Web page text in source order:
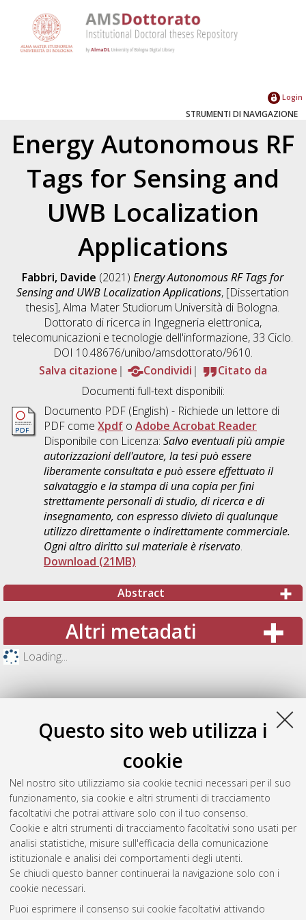
Questo sito web utilizza i
cookie
Nel nostro sito utilizziamo sia cookie tecnici necessari per il suo
funzionamento, sia cookie e altri strumenti di tracciamento
facoltativi che potrai attivare solo con il tuo consenso.
Cookie e altri strumenti di tracciamento facoltativi sono usati per
analisi statistiche, misure sull'efficacia della comunicazione
istituzionale e analisi dei comportamenti degli utenti.
Se chiudi questo banner continuerai la navigazione solo con i
cookie necessari.
Puoi esprimere il consenso sui cookie facoltativi attivando
Login
STRUMENTI DI NAVIGAZIONE
Energy Autonomous RF
Tags for Sensing and
UWB Localization
Applications
Fabbri, Davide (2021)Energy Autonomous RF Tags for
Sensing and UWB Localization Applications, [Dissertation
thesis], Alma Mater Studiorum Università di Bologna.
Dottorato di ricerca in Ingegneria elettronica,
telecomunicazioni e tecnologie dell'informazione, 33 Ciclo.
DOI 10.48676/unibo/amsdottorato/9610.
Salva citazione
Condividi
Citato da
Documenti full-text disponibili:
Documento PDF(English) - Richiede un lettore di
PDF come Xpdfo Adobe Acrobat Reader
Disponibile con Licenza: Salvo eventuali più ampie
autorizzazioni dell'autore, la tesi può essere
liberamente consultata e può essere effettuato il
salvataggio e la stampa di una copia per fini
strettamente personali di studio, di ricerca e di
insegnamento, con espresso divieto di qualunque
utilizzo direttamente o indirettamente commerciale.
Ogni altro diritto sul materiale è riservato.
Download (21MB)
Abstract
Altri metadati
Loading...
Gestione del documento:
Atom
Rss 1.0